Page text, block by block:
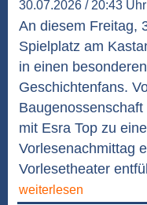
30.07.2026 / 20:43 Uhr
An diesem Freitag,
Spielplatz am
in einen
Geschichtenfans.
mit Esra Top zu
Vorlesenachmittag
Vorlesetheater
weiterlesen